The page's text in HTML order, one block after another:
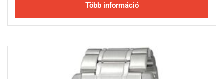
Több információ